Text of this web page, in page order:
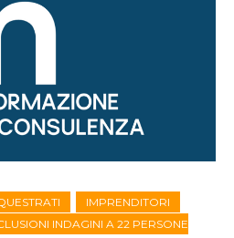
IMPRENDITORI
INDAGINI A 22 PERSONE